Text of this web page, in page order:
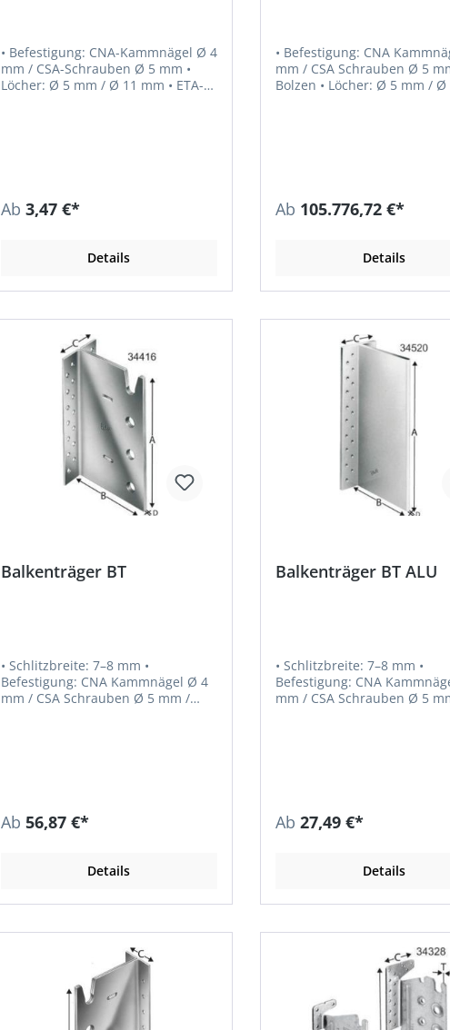
• Befestigung: CNA-Kammnägel Ø 4
mm / CSA-Schrauben Ø 5 mm •
Löcher: Ø 5 mm / Ø 11 mm • ETA-
Ab 3,47 €*
Details
• Befestigung: CNA
mm / CSA Schrauben Ø 5
Bolzen • Löcher: Ø 5 mm / Ø 11 mm
Ab 105.776,72 €*
Details
Balkenträger BT
• Schlitzbreite: 7–8 mm •
Befestigung: CNA Kammnägel Ø 4
mm / CSA Schrauben Ø 5 mm /
Ab 56,87 €*
Details
Balkenträger BT ALU
• Schlitzbreite: 7–8 mm •
Befestigung: CNA
mm / CSA Schrauben Ø 5
Ab 27,49 €*
Details